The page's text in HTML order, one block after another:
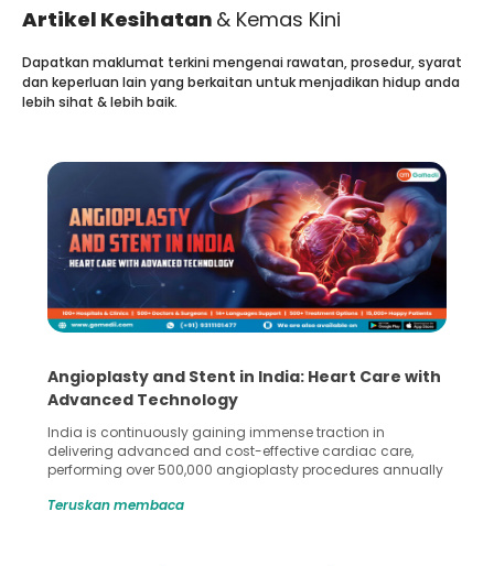
Artikel Kesihatan & Kemas Kini
Dapatkan maklumat terkini mengenai rawatan, prosedur, syarat
dan keperluan lain yang berkaitan untuk menjadikan hidup anda
lebih sihat & lebih baik.
Angioplasty and Stent in India: Heart Care with
Advanced Technology
India is continuously gaining immense traction in
delivering advanced and cost-effective cardiac care,
performing over 500,000 angioplasty procedures annually
globe are searching for treatments like angioplasty and
Teruskan membaca